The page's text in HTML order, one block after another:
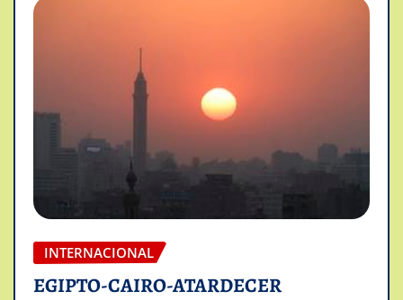
INTERNACIONAL
EGIPTO-CAIRO-ATARDECER